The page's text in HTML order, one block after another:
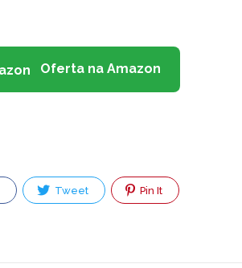
Oferta na Amazon
Tweet Pin It